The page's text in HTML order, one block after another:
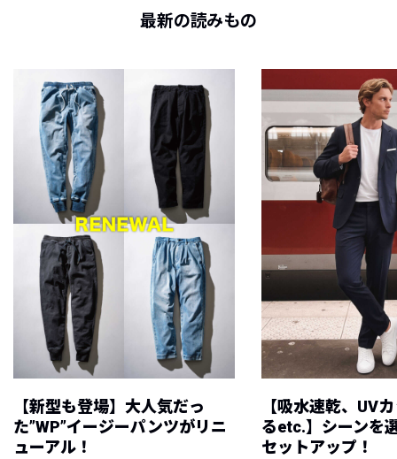
最新の読みもの
【新型も登場】大人気だっ
た”WP”イージーパンツがリニ
ューアル！
【吸水速乾、UV
るetc.】シーンを
セットアップ！